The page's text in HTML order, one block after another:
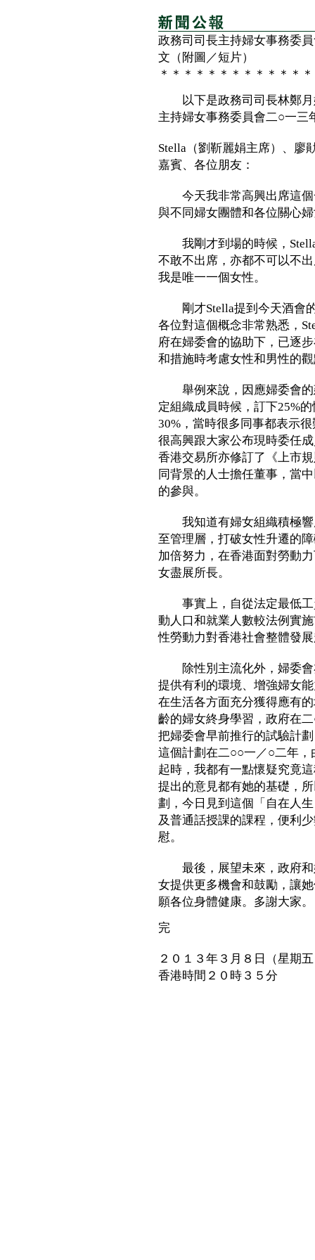
政務司司長主持婦女事務委
文（附圖／短片）
＊＊＊＊＊＊＊＊＊＊＊＊
以下是政務司司長林鄭月
主持婦女事務委員會二○一三
Stella（劉靳麗娟主席）、廖
嘉賓、各位朋友：
今天我非常高興出席這個
與不同婦女團體和各位關心
我剛才到場的時候，Stella
不敢不出席，亦都不可以不
我是唯一一個女性。
剛才Stella提到今天酒會的
各位對這個概念非常熟悉，
府在婦委會的協助下，已逐
和措施時考慮女性和男性的
舉例來說，因應婦委會的
定組織成員時候，訂下25%
30%，當時很多同事都表示
很高興跟大家公布現時委任
香港交易所亦修訂了《上市
同背景的人士擔任董事，當
的參與。
我知道有婦女組織積極響
至管理層，打破女性升遷的
加倍努力，在香港面對勞動
女盡展所長。
事實上，自從法定最低工
動人口和就業人數較法例實
性勞動力對香港社會整體發
除性別主流化外，婦委會
提供有利的環境、增強婦女
在生活各方面充分獲得應有
齡的婦女終身學習，政府在
把婦委會早前推行的試驗計
這個計劃在二○○一／○二年
起時，我都有一點懷疑究竟
提出的意見都有她的基礎，
劃，今日見到這個「自在人
及普通話授課的課程，便利
慰。
最後，展望未來，政府和
女提供更多機會和鼓勵，讓
願各位身體健康。多謝大家。
完
２０１３年３月８日（星期
香港時間２０時３５分